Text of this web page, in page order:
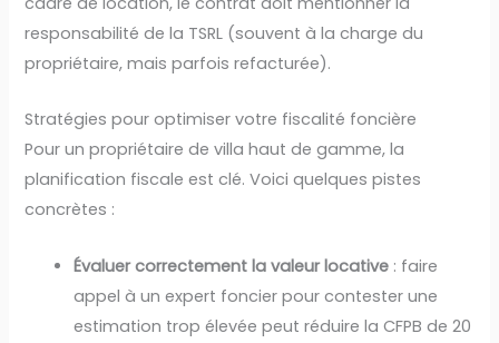
responsabilité de la TSRL (souvent à la charge du
propriétaire, mais parfois refacturée).
Stratégies pour optimiser votre fiscalité foncière
Pour un propriétaire de villa haut de gamme, la
planification fiscale est clé. Voici quelques pistes
concrètes :
Évaluer correctement la valeur locative : faire
appel à un expert foncier pour contester une
estimation trop élevée peut réduire la CFPB de 20